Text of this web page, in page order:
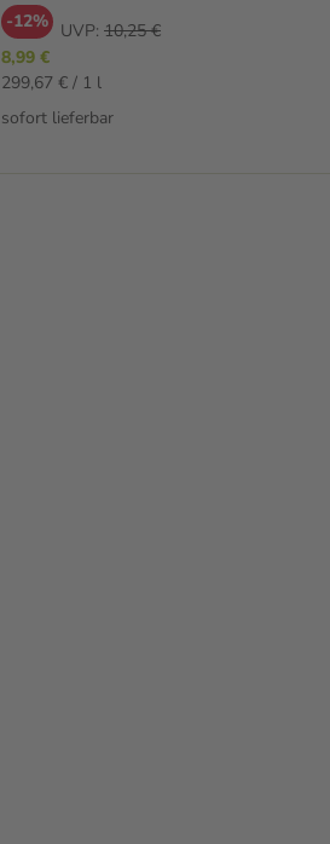
-12% UVP: 10,25 €
8,99 €
299,67 € / 1 l
sofort lieferbar